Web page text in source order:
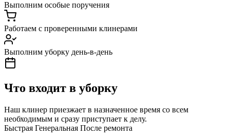
Выполним особые поручения
Работаем с проверенными клинерами
Выполним уборку день-в-день
Что входит в уборку
Наш клинер приезжает в назначенное время со всем
необходимым и сразу приступает к делу.
Быстрая Генеральная После ремонта